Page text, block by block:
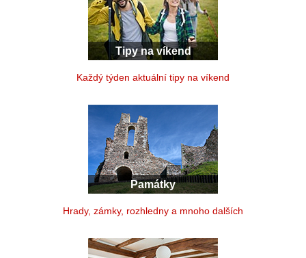
Tipy na víkend
Každý týden aktuální tipy na víkend
Památky
Hrady, zámky, rozhledny a mnoho dalších